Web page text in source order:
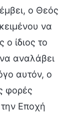
ο Θεός
να
ο ίδιος το
αναλάβει
αυτόν, ο
φορές
Εποχή